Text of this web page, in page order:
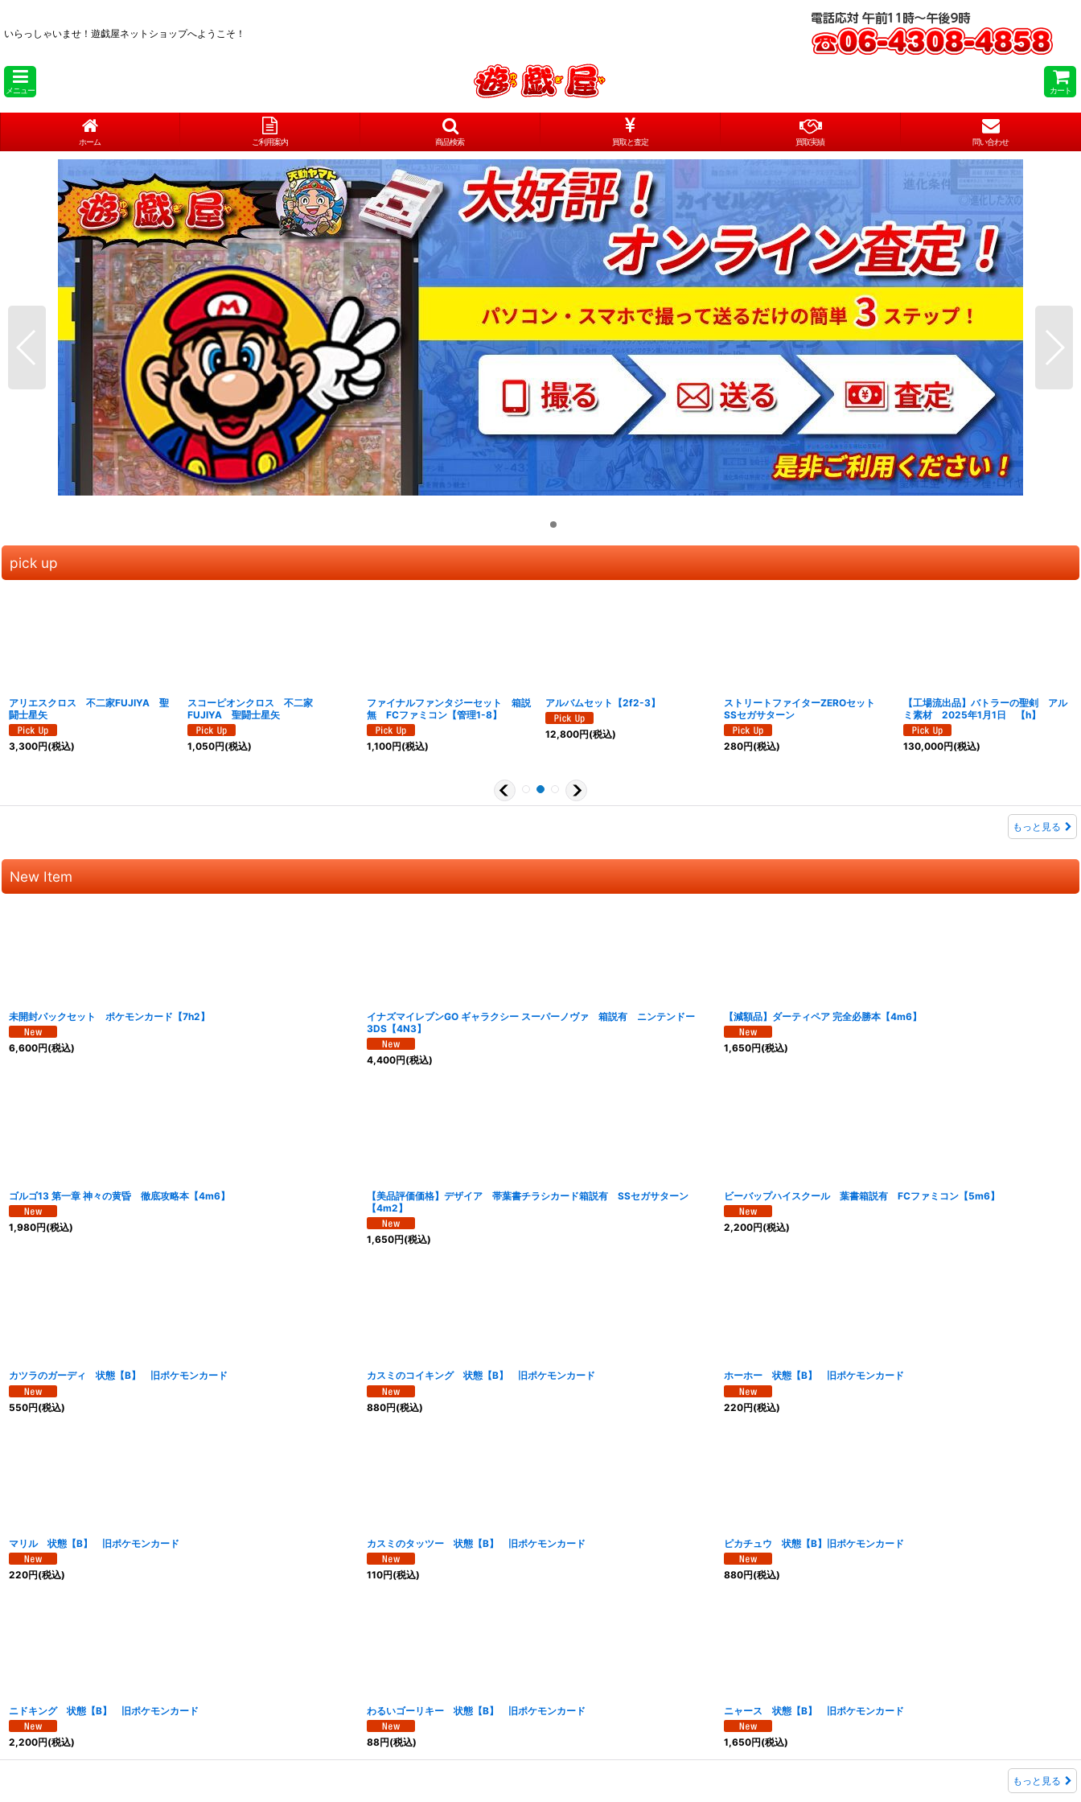
いらっしゃいませ！ 遊戯屋ネットショップへようこそ！
メニュー カート
ホーム ご利用案内 商品検索 買取と査定 買取実績 問い合わせ
pick up
アリエスクロス 不二家FUJIYA 聖
闘士星矢
3,300円(税込)
スコーピオンクロス 不二家
FUJIYA 聖闘士星矢
1,050円(税込)
ファイナルファンタジーセット 箱説
無 FCファミコン【管理1-8】
1,100円(税込)
アルバムセット【2f2-3】
12,800円(税込)
ストリートファイターZEROセット
SSセガサターン
280円(税込)
【工場流出品】バトラーの聖剣 アル
ミ素材 2025年1月1日 【h】
130,000円(税込)
もっと見る
New Item
未開封パックセット ポケモンカード【7h2】
6,600円(税込)
イナズマイレブンGO ギャラクシー スーパーノヴァ 箱説有 ニンテンドー
3DS【4N3】
4,400円(税込)
【減額品】ダーティペア 完全必勝本【4m6】
1,650円(税込)
ゴルゴ13 第一章 神々の黄昏 徹底攻略本【4m6】
1,980円(税込)
【美品評価価格】デザイア 帯葉書チラシカード箱説有 SSセガサターン
【4m2】
1,650円(税込)
ビーバップハイスクール 葉書箱説有 FCファミコン【5m6】
2,200円(税込)
カツラのガーディ 状態【B】 旧ポケモンカード
550円(税込)
カスミのコイキング 状態【B】 旧ポケモンカード
880円(税込)
ホーホー 状態【B】 旧ポケモンカード
220円(税込)
マリル 状態【B】 旧ポケモンカード
220円(税込)
カスミのタッツー 状態【B】 旧ポケモンカード
110円(税込)
ピカチュウ 状態【B】旧ポケモンカード
880円(税込)
ニドキング 状態【B】 旧ポケモンカード
2,200円(税込)
わるいゴーリキー 状態【B】 旧ポケモンカード
88円(税込)
ニャース 状態【B】 旧ポケモンカード
1,650円(税込)
もっと見る